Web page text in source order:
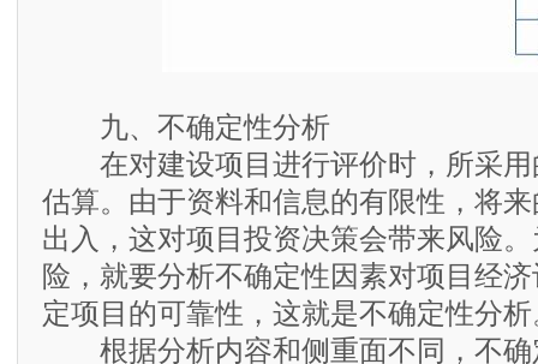
九、不确定性分析
在对建设项目进行评价时，所采用
估算。由于资料和信息的有限性，将
出入，这对项目投资决策会带来风险
险，就要分析不确定性因素对项目经
定项目的可靠性，这就是不确定性分析
根据分析内容和侧重面不同，不确